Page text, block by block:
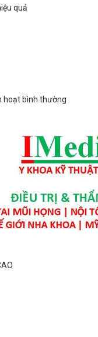
quả
hoạt bình thường